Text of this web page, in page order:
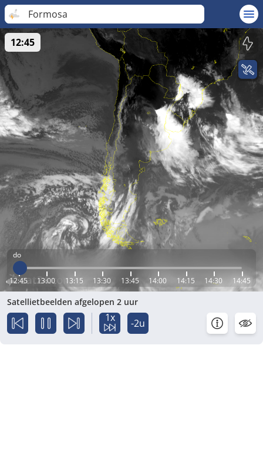
Formosa
do
12:45 13:00 13:15 13:30 13:45 14:00 14:15 14:30 14:45
12:45
Satellietbeelden afgelopen 2 uur
1x -2u